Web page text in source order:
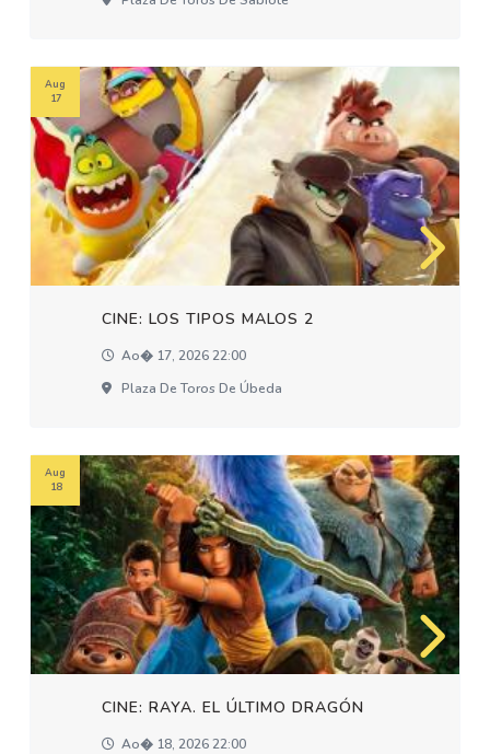
CINE: LOS TIPOS MALOS 2
Ao� 17, 2026 22:00
Plaza De Toros De Úbeda
Aug
17
CINE: RAYA. EL ÚLTIMO DRAGÓN
Ao� 18, 2026 22:00
Aug
18